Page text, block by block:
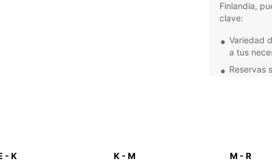
Finlandia,
clave:
Variedad
a tus
Reservas
Atención
- K
K - M
M - R